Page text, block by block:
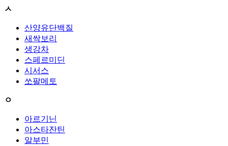
ㅅ
산양유단백질
새싹보리
생강차
스페르미딘
시서스
쏘팔메토
ㅇ
아르기닌
아스타잔틴
알부민